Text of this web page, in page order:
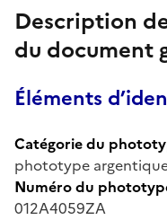
Description
du document
Éléments
Catégorie du
phototype
Numéro du
012A4059ZA